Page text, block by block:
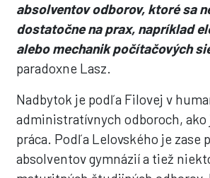
absolventov odborov, ktoré sa
dostatočne na prax, napríklad
alebo mechanik počítačových
paradoxne Lasz.
Nadbytok je podľa Filovej v
administratívnych odboroch, ako
práca. Podľa Lelovského je zase
absolventov gymnázií a tiež